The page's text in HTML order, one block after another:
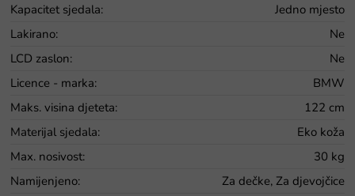
Kapacitet sjedala:
Jedno mjesto
Lakirano:
Ne
LCD zaslon:
Ne
Licence - marka:
BMW
Maks. visina djeteta:
122 cm
Materijal sjedala:
Eko koža
Max. nosivost:
30 kg
Namijenjeno:
Za dečke, Za djevojčice